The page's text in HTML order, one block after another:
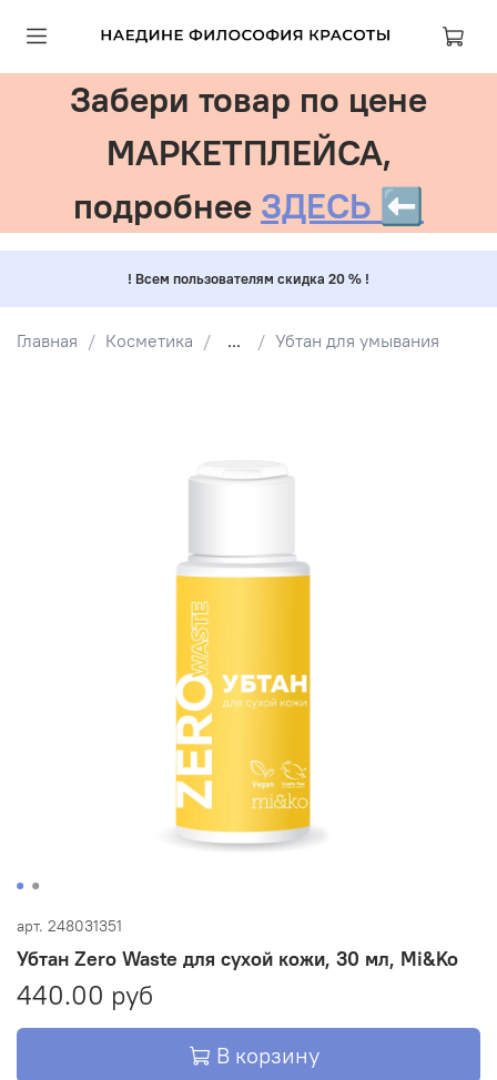
Забери товар по цене
МАРКЕТПЛЕЙСА,
подробнее ЗДЕСЬ ⬅️
! Всем пользователям скидка 20 % !
Главная Косметика ... Убтан для умывания
арт. 248031351
Убтан Zero Waste для сухой кожи, 30 мл, Mi&Ko
440.00 руб
В корзину